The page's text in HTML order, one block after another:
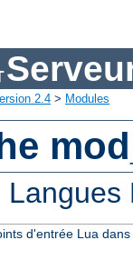
2.4 > Modules
d'entrée Lua